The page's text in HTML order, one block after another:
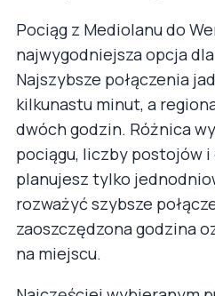
Pociąg z Mediolanu do
najwygodniejsza opcja
Najszybsze połączenia
kilkunastu minut, a
dwóch godzin. Różnica
pociągu, liczby postojów
planujesz tylko
rozważyć szybsze
zaoszczędzona godzina
na miejscu.